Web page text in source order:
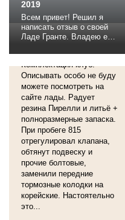
2019
Всем привет! Решил я
написать отзыв о своей
Ладе Гранте. Владею ей 2
км. Выбор машины.
Напомню что я до этой
машина владел жигулями
а точнее темнозеленой
ваз 2107 2007 г.в. Когда
она начила подгнивать
решил поменять ее. С
бюджетом до 500 тысяч
можно было взять и...
Отзыв о Лада Гранта,
2019
Авто взял в салоне.
Комплектация клуб.
Описывать особо не буду
можете посмотреть на
сайте лады. Радует
резина Пирелли и литьё +
полноразмерные запаска.
При пробеге 815
отрегулировал клапана,
обтянут подвеску и
прочие болтовые,
заменили передние
тормозные колодки на
корейские. Настоятельно
это...